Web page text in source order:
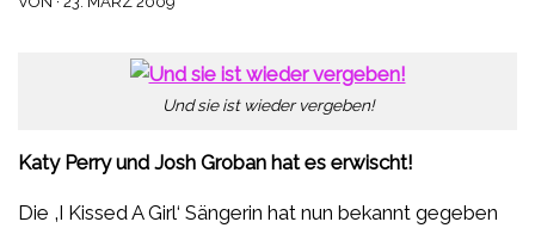
Und sie ist wieder vergeben!
Katy Perry und Josh Groban hat es erwischt!
Die ‚I Kissed A Girl‘ Sängerin hat nun bekannt gegeben